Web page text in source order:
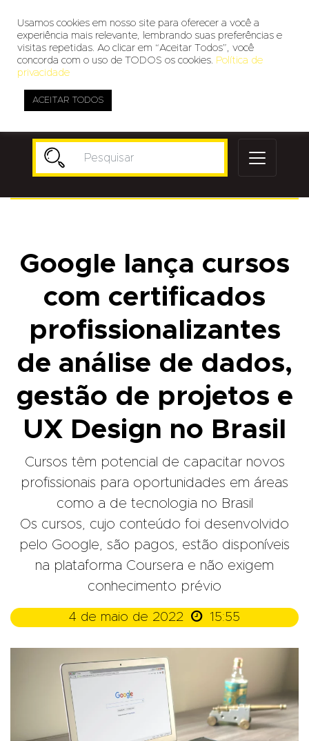
Google lança cursos
com certificados
profissionalizantes
de análise de dados,
gestão de projetos e
UX Design no Brasil
Cursos têm potencial de capacitar novos
profissionais para oportunidades em áreas
como a de tecnologia no Brasil
Os cursos, cujo conteúdo foi desenvolvido
pelo Google, são pagos, estão disponíveis
na plataforma Coursera e não exigem
conhecimento prévio
4 de maio de 2022  15:55
Usamos cookies em nosso site para oferecer a você a
experiência mais relevante, lembrando suas preferências e
visitas repetidas. Ao clicar em “Aceitar Todos”, você
concorda com o uso de TODOS os cookies. Política de
privacidade
ACEITAR TODOS